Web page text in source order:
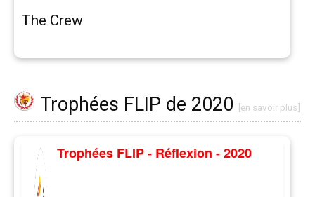
The Crew
Trophées FLIP de 2020 [en savoir plus]
Trophées FLIP - Réflexion - 2020